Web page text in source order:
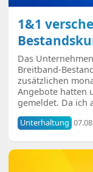
1&1
Das
Breitband-
zusätzlichen
Angebote hatten
gemeldet. Da ich
Unterhaltung